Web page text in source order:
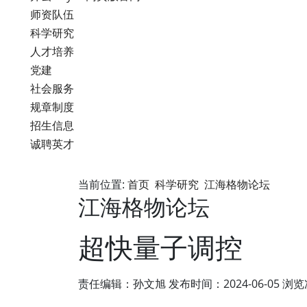
师资队伍
科学研究
人才培养
党建
社会服务
规章制度
招生信息
诚聘英才
当前位置: 首页 科学研究 江海格物论坛
江海格物论坛
超快量子调控
责任编辑：孙文旭发布时间：2024-06-05浏